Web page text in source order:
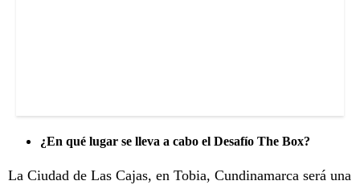
¿En qué lugar se lleva a cabo el Desafío The Box?
La Ciudad de Las Cajas, en Tobia, Cundinamarca será una